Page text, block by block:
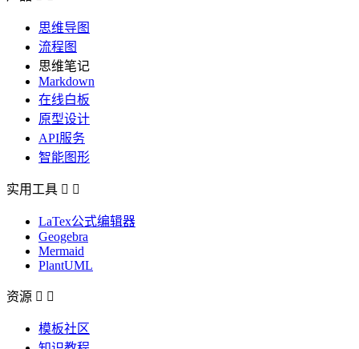
思维导图
流程图
思维笔记
Markdown
在线白板
原型设计
API服务
智能图形
实用工具  
LaTex公式编辑器
Geogebra
Mermaid
PlantUML
资源  
模板社区